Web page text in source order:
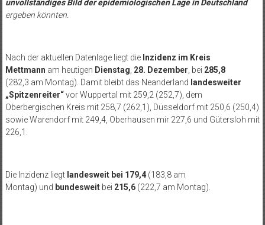
unvollständiges Bild der epidemiologischen Lage in Deutschland
ergeben könnten.
Nach der aktuellen Datenlage liegt die Inzidenz im Kreis
Mettmann am heutigen Dienstag 28. Dezember , bei 285,8
(282,3 am Montag). Damit bleibt das Neanderland landesweiter
„Spitzenreiter“vor Wuppertal mit 259,2 (252,7), dem
Oberbergischen Kreis mit 258,7 (262,1), Düsseldorf mit 250,6 (250,4)
sowie Warendorf mit 249,4, Oberhausen mir 227,6 und Gütersloh mit
226,1.
Die Inzidenz liegtlandesweit bei 179,4 (183,8 am
Montag) und bundesweitbei 215,6(222,7 am Montag).